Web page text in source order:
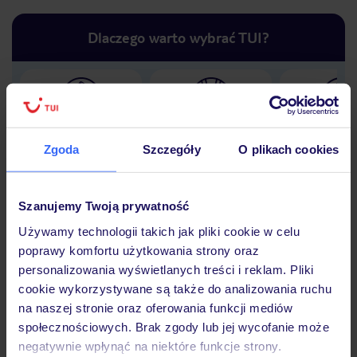
Zgoda Szczegóły O plikach cookies
Szanujemy Twoją prywatność
Używamy technologii takich jak pliki cookie w celu
poprawy komfortu użytkowania strony oraz
personalizowania wyświetlanych treści i reklam. Pliki
cookie wykorzystywane są także do analizowania ruchu
na naszej stronie oraz oferowania funkcji mediów
społecznościowych. Brak zgody lub jej wycofanie może
negatywnie wpłynąć na niektóre funkcje strony.
Dlaczego warto wybrać TUI?
Hotel
Opinie